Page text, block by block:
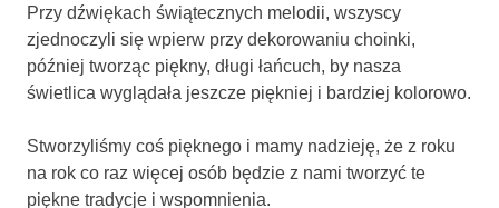
Przy dźwiękach świątecznych melodii, wszyscy
zjednoczyli się wpierw przy dekorowaniu choinki,
później tworząc piękny, długi łańcuch, by nasza
świetlica wyglądała jeszcze piękniej i bardziej kolorowo.
Stworzyliśmy coś pięknego i mamy nadzieję, że z roku
na rok co raz więcej osób będzie z nami tworzyć te
piękne tradycje i wspomnienia.